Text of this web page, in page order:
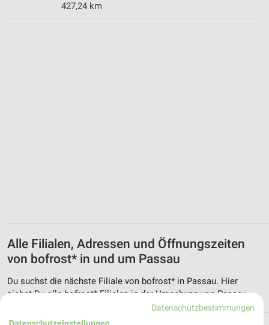
427,24 km
Alle Filialen, Adressen und Öffnungszeiten
von bofrost* in und um Passau
Du suchst die nächste Filiale von bofrost* in Passau. Hier
siehst Du alle bofrost* Filialen in der Umgebung von Passau.
Datenschutzbestimmungen
Datenschutzeinstellungen